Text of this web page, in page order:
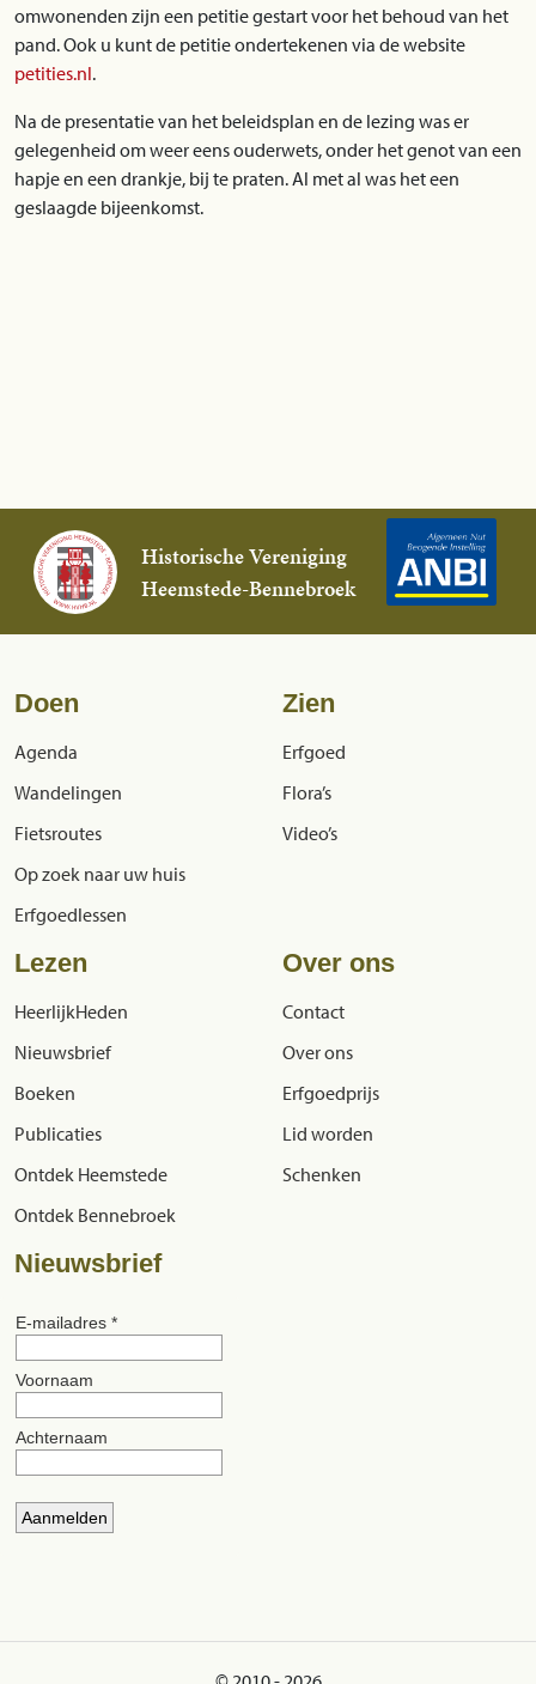
omwonenden zijn een petitie gestart voor het behoud van het
pand. Ook u kunt de petitie ondertekenen via de website
petities.nl.
Na de presentatie van het beleidsplan en de lezing was er
gelegenheid om weer eens ouderwets, onder het genot van een
hapje en een drankje, bij te praten. Al met al was het een
geslaagde bijeenkomst.
Historische Vereniging
Heemstede-Bennebroek
Doen
Agenda
Wandelingen
Fietsroutes
Op zoek naar uw huis
Erfgoedlessen
Zien
Erfgoed
Flora’s
Video’s
Lezen
HeerlijkHeden
Nieuwsbrief
Boeken
Publicaties
Ontdek Heemstede
Ontdek Bennebroek
Over ons
Contact
Over ons
Erfgoedprijs
Lid worden
Schenken
Nieuwsbrief